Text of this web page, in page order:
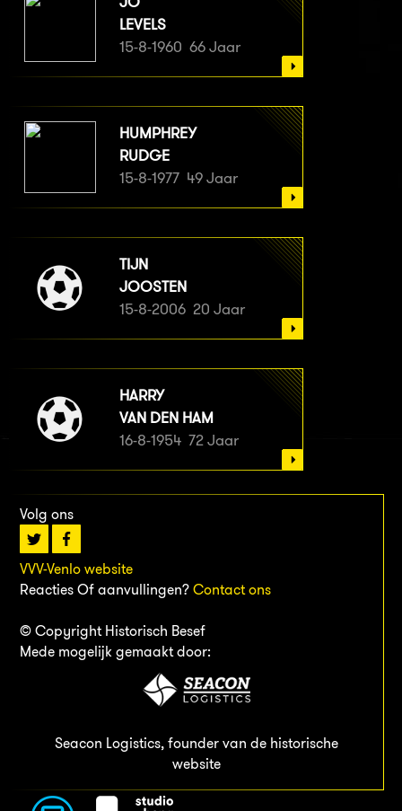
LEVELS
15-8-1960 66 Jaar
HUMPHREY
RUDGE
15-8-1977 49 Jaar
TIJN
JOOSTEN
15-8-2006 20 Jaar
HARRY
VAN DEN HAM
16-8-1954 72 Jaar
Volg ons
VVV-Venlo website
Reacties Of aanvullingen? Contact ons
© Copyright Historisch Besef
Mede mogelijk gemaakt door:
Seacon Logistics, founder van de historische
website